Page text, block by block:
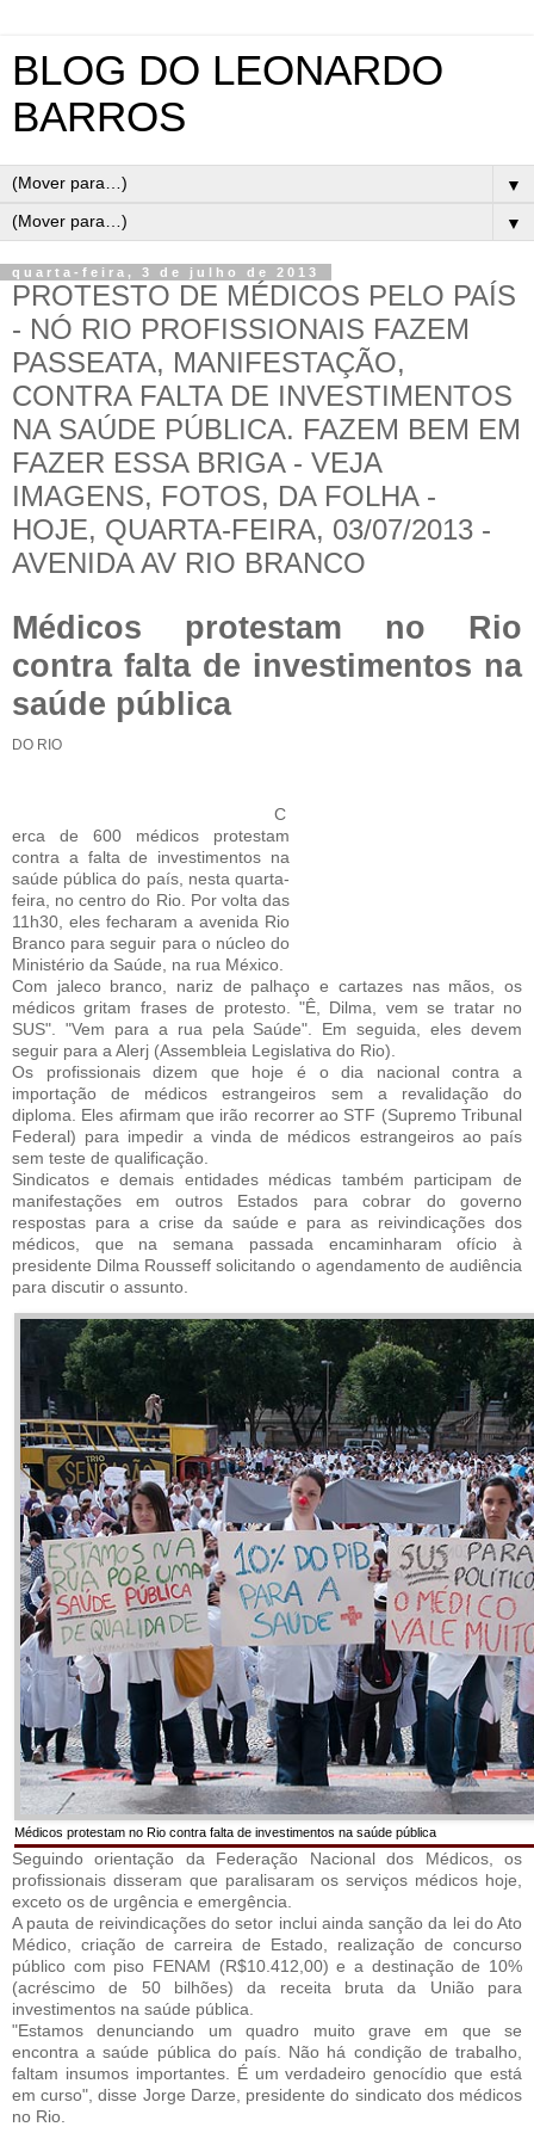
BLOG DO LEONARDO
BARROS
▼
▼
quarta-feira, 3 de julho de 2013
PROTESTO DE MÉDICOS PELO PAÍS
- NÓ RIO PROFISSIONAIS FAZEM
PASSEATA, MANIFESTAÇÃO,
CONTRA FALTA DE INVESTIMENTOS
NA SAÚDE PÚBLICA. FAZEM BEM EM
FAZER ESSA BRIGA - VEJA
IMAGENS, FOTOS, DA FOLHA -
HOJE, QUARTA-FEIRA, 03/07/2013 -
AVENIDA AV RIO BRANCO
Médicos protestam no Rio
contra falta de investimentos na
saúde pública
DO RIO
C
erca de 600 médicos protestam
contra a falta de investimentos na
saúde pública do país, nesta quarta-
feira, no centro do Rio. Por volta das
11h30, eles fecharam a avenida Rio
Branco para seguir para o núcleo do
Ministério da Saúde, na rua México.
Com jaleco branco, nariz de palhaço e cartazes nas mãos, os
médicos gritam frases de protesto. "Ê, Dilma, vem se tratar no
SUS". "Vem para a rua pela Saúde". Em seguida, eles devem
seguir para a Alerj (Assembleia Legislativa do Rio).
Os profissionais dizem que hoje é o dia nacional contra a
importação de médicos estrangeiros sem a revalidação do
diploma. Eles afirmam que irão recorrer ao STF (Supremo Tribunal
Federal) para impedir a vinda de médicos estrangeiros ao país
sem teste de qualificação.
Sindicatos e demais entidades médicas também participam de
manifestações em outros Estados para cobrar do governo
respostas para a crise da saúde e para as reivindicações dos
médicos, que na semana passada encaminharam ofício à
presidente Dilma Rousseff solicitando o agendamento de audiência
para discutir o assunto.
Médicos protestam no Rio contra falta de investimentos na saúde pública
Seguindo orientação da Federação Nacional dos Médicos, os
profissionais disseram que paralisaram os serviços médicos hoje,
exceto os de urgência e emergência.
A pauta de reivindicações do setor inclui ainda sanção da lei do Ato
Médico, criação de carreira de Estado, realização de concurso
público com piso FENAM (R$10.412,00) e a destinação de 10%
(acréscimo de 50 bilhões) da receita bruta da União para
investimentos na saúde pública.
"Estamos denunciando um quadro muito grave em que se
encontra a saúde pública do país. Não há condição de trabalho,
faltam insumos importantes. É um verdadeiro genocídio que está
em curso", disse Jorge Darze, presidente do sindicato dos médicos
no Rio.